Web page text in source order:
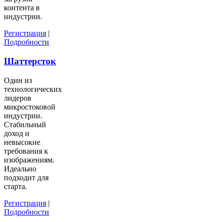
контента в
индустрии.
Регистрация |
Подробности
Шаттерсток
Один из
технологических
лидеров
микростоковой
индустрии.
Стабильный
доход и
невысокие
требования к
изображениям.
Идеально
подходит для
старта.
Регистрация |
Подробности